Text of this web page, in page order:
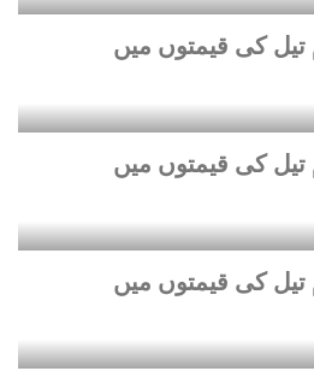
کی قیمتوں میں
کی قیمتوں میں
کی قیمتوں میں